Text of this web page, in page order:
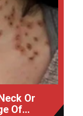
Or
Of...